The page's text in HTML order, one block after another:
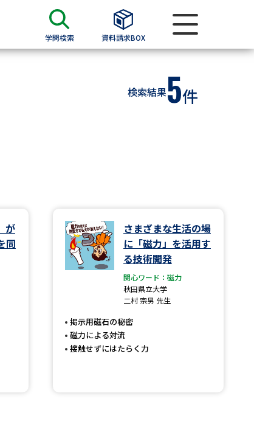
学問検索 資料請求BOX
学・進学関連、塾・予備校
高等学校卒業程度認定試験
検索結果5件
が
同
さまざまな生活の場
に「磁力」を活用す
る技術開発
関心ワード：磁力
秋田県立大学
二村 宗男 先生
掲示用磁石の秘密
磁力による対流
接触せずにはたらく力